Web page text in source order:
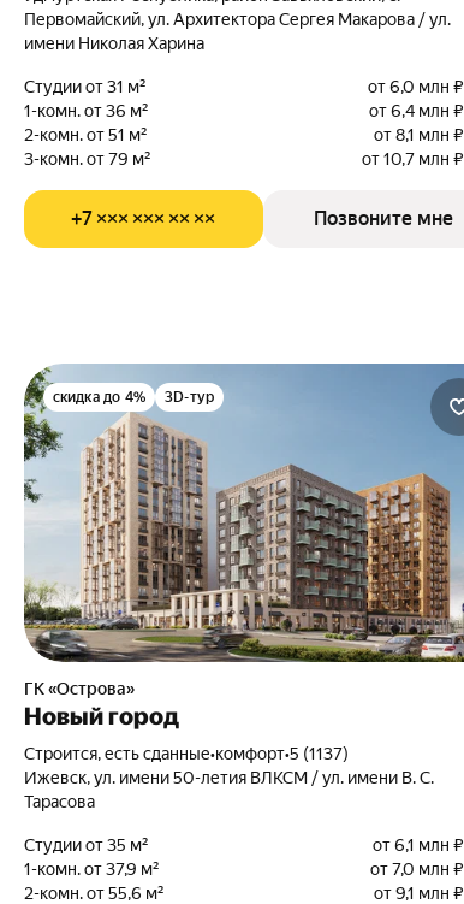
Первомайский, ул. Архитектора Сергея Макарова / ул.
имени Николая Харина
Студии от 31 м²
от 6,0 млн ₽
1-комн. от 36 м²
от 6,4 млн ₽
2-комн. от 51 м²
от 8,1 млн ₽
3-комн. от 79 м²
от 10,7 млн ₽
+7 ××× ××× ×× ×× Позвоните мне
скидка до 4% 3D-тур
ГК «Острова»
Новый город
Строится, есть сданные•комфорт•5 (1137)
Ижевск, ул. имени 50-летия ВЛКСМ / ул. имени В. С.
Тарасова
Студии от 35 м²
от 6,1 млн ₽
1-комн. от 37,9 м²
от 7,0 млн ₽
2-комн. от 55,6 м²
от 9,1 млн ₽